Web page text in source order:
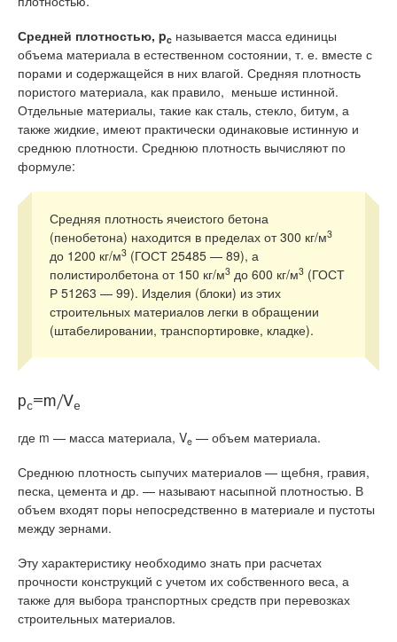
Средней плотностью, pc называется масса единицы
объема материала в естественном состоянии, т. е. вместе с
порами и содержащейся в них влагой. Средняя плотность
пористого материала, как правило, меньше истинной.
Отдельные материалы, такие как сталь, стекло, битум, а
также жидкие, имеют практически одинаковые истинную и
среднюю плотности. Среднюю плотность вычисляют по
формуле:
Средняя плотность ячеистого бетона
(пенобетона) находится в пределах от 300 кг/м3
до 1200 кг/м3 (ГОСТ 25485 — 89), а
полистиролбетона от 150 кг/м3 до 600 кг/м3 (ГОСТ
Р 51263 — 99). Изделия (блоки) из этих
строительных материалов легки в обращении
(штабелировании, транспортировке, кладке).
pc=m/Ve
где m — масса материала, Ve — объем материала.
Среднюю плотность сыпучих материалов — щебня, гравия,
песка, цемента и др. — называют насыпной плотностью. В
объем входят поры непосредственно в материале и пустоты
между зернами.
Эту характеристику необходимо знать при расчетах
прочности конструкций с учетом их собственного веса, а
также для выбора транспортных средств при перевозках
строительных материалов.